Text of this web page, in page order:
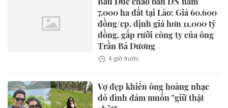
7.000 ha đất tại Lào: Giá 60.600
đồng/cp, định giá hơn 11.000 tỷ
đồng, gấp rưỡi công ty của ông
Trần Bá Dương
4 giờ trước
Vợ đẹp khiến ông hoàng nhạc
đỏ đình đám muốn "giữ thật